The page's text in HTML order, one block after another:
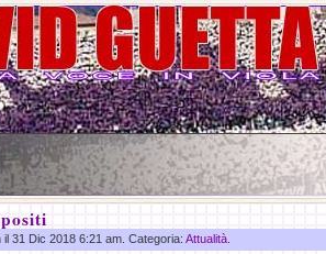
il 31 Dic 2018 6:21 am. Categoria: Attualità